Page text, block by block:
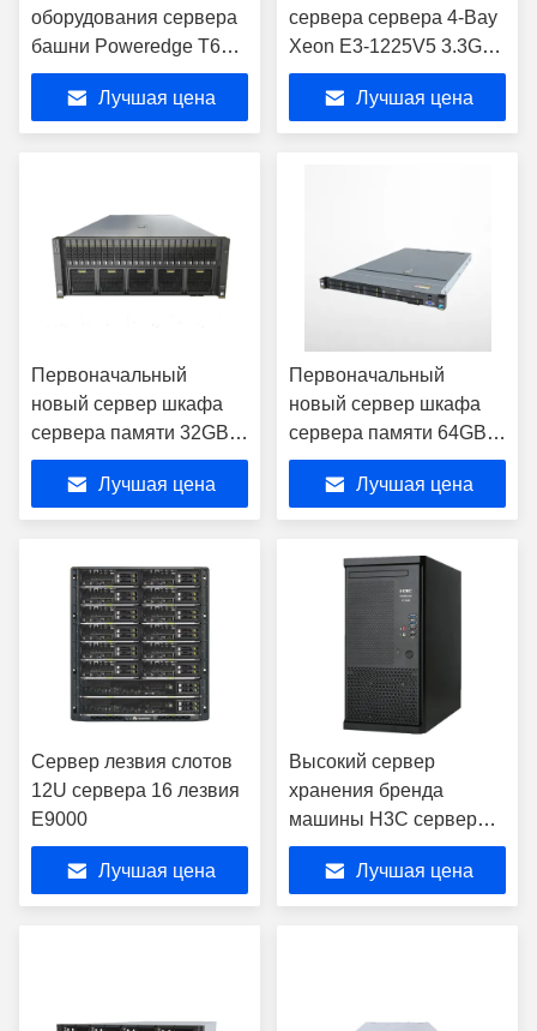
оборудования сервера
башни Poweredge T640
облака сервера Dell
GPU OEMЛучшая цена
сервера сервера 4-Bay
Xeon E3-1225V5 3.3Ghz
4Core/4GB ECC/1TB
SATA /DVD RW
PowerEdge T30
Лучшая цена
Первоначальный
новый сервер шкафа
сервера памяти 32GB
процессора 4116 uaWei
RH5885HV5 Interl Xeon
h
Лучшая цена
Первоначальный
новый сервер шкафа
сервера памяти 64GB
процессора 4116 uaWei
RH1288V2 Interl Xeon h
Лучшая цена
Сервер лезвия слотов
12U сервера 16 лезвия
E9000
Лучшая цена
Высокий сервер
хранения бренда
машины H3C сервера
T1100G3
performanceTower
начального уровня
Лучшая цена